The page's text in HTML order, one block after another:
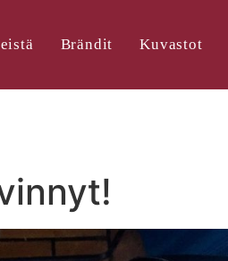
Brändit Kuvastot